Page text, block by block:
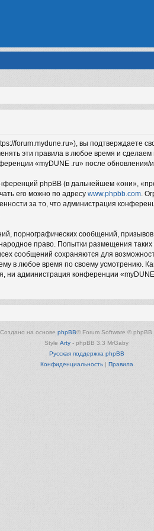
forum.mydune.ru»), вы подтверждаете
эти правила в любое время и
«myDUNE .ru» после
phpBB (в дальнейшем «они»,
его можно по адресу www.phpbb.com.
за то, что администрация
порнографических сообщений,
право. Попытки размещения
сообщений сохраняются для
в любое время по своему усмотрению.
администрация конференции
Создано на основе phpBB® Forum Software © phpBB
Style Arty - phpBB 3.3 MrGaby
Русская поддержка phpBB
Конфиденциальность| Правила